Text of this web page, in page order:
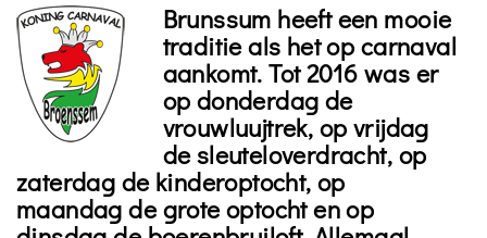
Brunssum heeft een mooie
traditie als het op carnaval
aankomt. Tot 2016 was er
op donderdag de
vrouwluujtrek, op vrijdag
de sleuteloverdracht, op
zaterdag de kinderoptocht, op
maandag de grote optocht en op